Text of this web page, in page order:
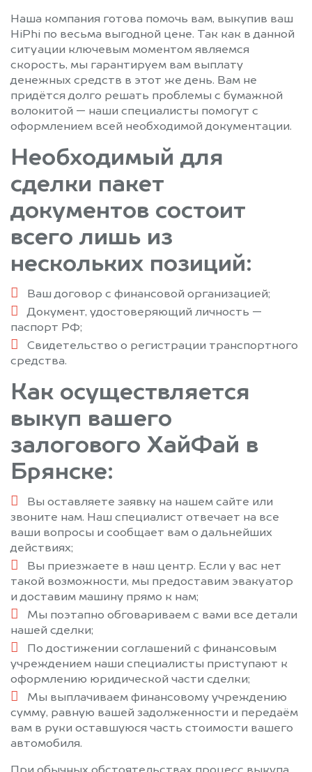
Наша компания готова помочь вам, выкупив ваш
HiPhi по весьма выгодной цене. Так как в данной
ситуации ключевым моментом являемся
скорость, мы гарантируем вам выплату
денежных средств в этот же день. Вам не
придётся долго решать проблемы с бумажной
волокитой — наши специалисты помогут с
оформлением всей необходимой документации.
Необходимый для
сделки пакет
документов состоит
всего лишь из
нескольких позиций:
Ваш договор с финансовой организацией;
Документ, удостоверяющий личность —
паспорт РФ;
Свидетельство о регистрации транспортного
средства.
Как осуществляется
выкуп вашего
залогового ХайФай в
Брянске:
Вы оставляете заявку на нашем сайте или
звоните нам. Наш специалист отвечает на все
ваши вопросы и сообщает вам о дальнейших
действиях;
Вы приезжаете в наш центр. Если у вас нет
такой возможности, мы предоставим эвакуатор
и доставим машину прямо к нам;
Мы поэтапно обговариваем с вами все детали
нашей сделки;
По достижении соглашений с финансовым
учреждением наши специалисты приступают к
оформлению юридической части сделки;
Мы выплачиваем финансовому учреждению
сумму, равную вашей задолженности и передаём
вам в руки оставшуюся часть стоимости вашего
автомобиля.